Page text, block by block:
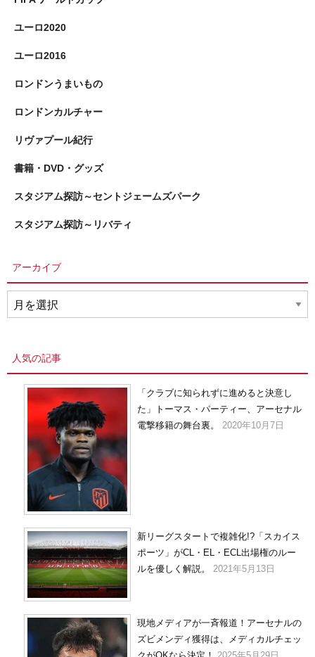
ユーロ2020
ユーロ2016
ロンドンうまいもの
ロンドンカルチャー
リヴァプール紀行
書籍・DVD・グッズ
スタジアム探訪～セントジェームズパーク
スタジアム探訪～リバティ
アーカイブ
ー
人気の記事
「クラブに知られずに進めると決意し
た」トーマス・パーティー、アーセナル
電撃移籍の舞台裏。
2020年10月7日
新リーグスタートで複雑化!?「スカイス
ポーツ」がCL・EL・ECL出場権のルー
ルを優しく解説。
2021年5月13日
現地メディアが一斉報道！アーセナルの
ズビメンディ獲得は、メディカルチェッ